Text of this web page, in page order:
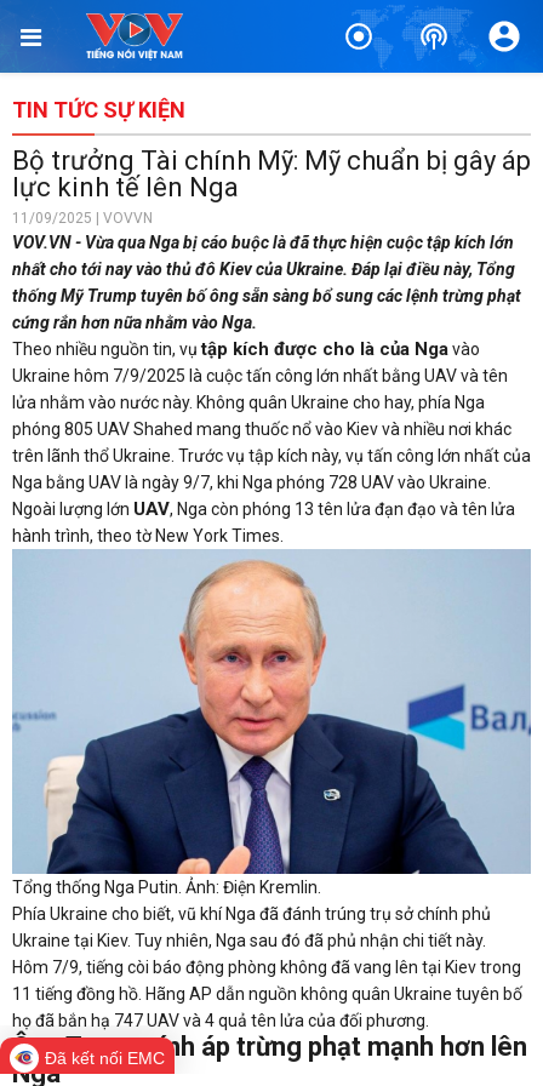
TIN TỨC SỰ KIỆN
Bộ trưởng Tài chính Mỹ: Mỹ chuẩn bị gây áp
lực kinh tế lên Nga
11/09/2025 | VOVVN
VOV.VN - Vừa qua Nga bị cáo buộc là đã thực hiện cuộc tập kích lớn
nhất cho tới nay vào thủ đô Kiev của Ukraine. Đáp lại điều này, Tổng
thống Mỹ Trump tuyên bố ông sẵn sàng bổ sung các lệnh trừng phạt
cứng rắn hơn nữa nhằm vào Nga.
Theo nhiều nguồn tin, vụtập kích được cho là của Ngavào
Ukraine hôm 7/9/2025 là cuộc tấn công lớn nhất bằng UAV và tên
lửa nhằm vào nước này. Không quân Ukraine cho hay, phía Nga
phóng 805 UAV Shahed mang thuốc nổ vào Kiev và nhiều nơi khác
trên lãnh thổ Ukraine. Trước vụ tập kích này, vụ tấn công lớn nhất của
Nga bằng UAV là ngày 9/7, khi Nga phóng 728 UAV vào Ukraine.
Ngoài lượng lớn UAV, Nga còn phóng 13 tên lửa đạn đạo và tên lửa
hành trình, theo tờ New York Times.
Tổng thống Nga Putin. Ảnh: Điện Kremlin.
Phía Ukraine cho biết, vũ khí Nga đã đánh trúng trụ sở chính phủ
Ukraine tại Kiev. Tuy nhiên, Nga sau đó đã phủ nhận chi tiết này.
Hôm 7/9, tiếng còi báo động phòng không đã vang lên tại Kiev trong
11 tiếng đồng hồ. Hãng AP dẫn nguồn không quân Ukraine tuyên bố
họ đã bắn hạ 747 UAV và 4 quả tên lửa của đối phương.
Ông Trump tính áp trừng phạt mạnh hơn lên
NgaĐã kết nối EMC